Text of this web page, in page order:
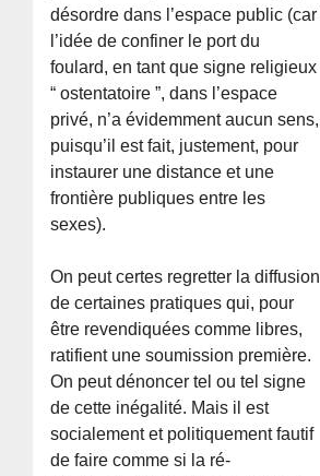
désordre dans l’espace public (car
l’idée de confiner le port du
foulard, en tant que signe religieux
“ ostentatoire ”, dans l’espace
privé, n’a évidemment aucun sens,
puisqu’il est fait, justement, pour
instaurer une distance et une
frontière publiques entre les
sexes).
On peut certes regretter la diffusion
de certaines pratiques qui, pour
être revendiquées comme libres,
ratifient une soumission première.
On peut dénoncer tel ou tel signe
de cette inégalité. Mais il est
socialement et politiquement fautif
de faire comme si la ré-